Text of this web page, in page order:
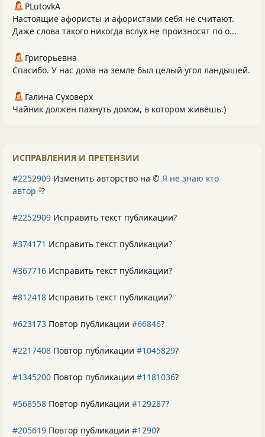
PLutоvkА
Настоящие афористы и афористами себя не считают.
Даже слова такого никогда вслух не произносят по о...
Григорьевна
Спасибо. У нас дома на земле был целый угол ландышей.
Галина Суховерх
Чайник должен пахнуть домом, в котором живёшь.)
ИСПРАВЛЕНИЯ И ПРЕТЕНЗИИ
#2252909 Изменить авторство на © Я не знаю кто
автор 0?
#2252909 Исправить текст публикации?
#374171 Исправить текст публикации?
#367716 Исправить текст публикации?
#812418 Исправить текст публикации?
#623173 Повтор публикации #66846?
#2217408 Повтор публикации #1045829?
#1345200 Повтор публикации #1181036?
#568558 Повтор публикации #129287?
#205619 Повтор публикации #1290?